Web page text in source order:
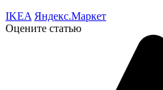
IKEA Яндекс.Маркет
Оцените статью